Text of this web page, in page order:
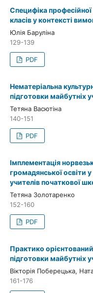
Специфіка
класів у контексті
Юлія Баруліна
129-139
PDF
Нематеріальна
підготовки майбутніх
Тетяна Васютіна
140-151
PDF
Імплементація
громадянської освіти
учителів початкової
Тетяна Золотаренко
152-160
PDF
Практико
підготовки майбутніх
Вікторія Поберецька,
161-176